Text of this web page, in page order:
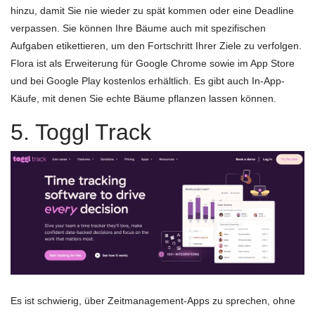
hinzu, damit Sie nie wieder zu spät kommen oder eine Deadline
verpassen. Sie können Ihre Bäume auch mit spezifischen
Aufgaben etikettieren, um den Fortschritt Ihrer Ziele zu verfolgen.
Flora ist als Erweiterung für Google Chrome sowie im App Store
und bei Google Play kostenlos erhältlich. Es gibt auch In-App-
Käufe, mit denen Sie echte Bäume pflanzen lassen können.
5. Toggl Track
Es ist schwierig, über Zeitmanagement-Apps zu sprechen, ohne